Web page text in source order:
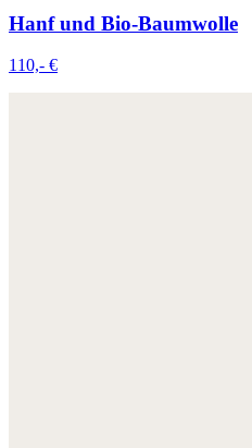
Hanf und Bio-Baumwolle
110,- €